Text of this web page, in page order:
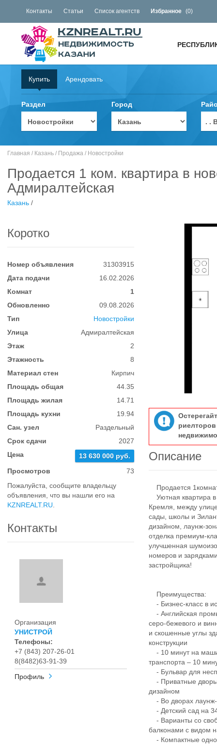
Контакты Статьи Список агентств Избранное (0)
Купить Арендовать
Раздел Город
. .
Главная / Казань / Продажа / Новостройки
Продается 1 ком. квартира в
Адмиралтейская
Казань /
Коротко
Номер объявления
31303915
Дата подачи
16.02.2026
Комнат
1
Обновленно
09.08.2026
Тип
Новостройки
Улица
Адмиралтейская
Этаж
2
Этажность
8
Материал стен
Кирпич
Площадь общая
44.35
Площадь жилая
14.71
Площадь кухни
19.94
Сан. узел
Раздельный
Срок сдачи
2027
Цена
13 630 000 руб.
Просмотров
73
Пожалуйста, сообщите владельцу
объявления, что вы нашли его на
KZNREALT.RU
Контакты
Организация
УНИСТРОЙ
Телефоны:
+7 (843) 207-26-01
8(8482)63-91-39
Профиль
Описание
Продается
Уютная квартира в
Кремля, между
сады, школы и
дизайном, лаунж-
отделка премиум-
улучшенная
номеров и
застройщика!
Преимущества:
- Бизнес-класс в
- Английская
серо-бежевого и
и скошенные углы
конструкции
- 10 минут на
транспорта – 10
- Бульвар для
- Приватные
дизайном
- Во дворах лаунж-
- Детский сад на
- Варианты со
балконами с видом
- Компактные